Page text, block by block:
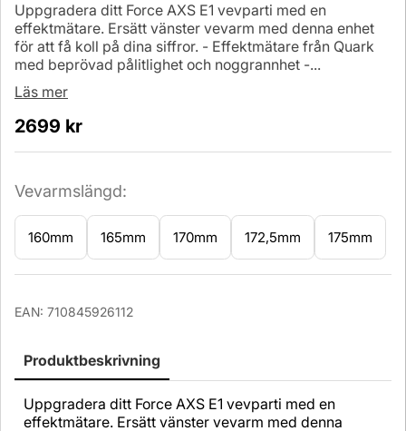
Uppgradera ditt Force AXS E1 vevparti med en
effektmätare. Ersätt vänster vevarm med denna enhet
för att få koll på dina siffror. - Effektmätare från Quark
med beprövad pålitlighet och noggrannhet -...
Läs mer
2699 kr
Vevarmslängd:
160mm 165mm 170mm 172,5mm 175mm
EAN: 710845926112
Produktbeskrivning
Uppgradera ditt Force AXS E1 vevparti med en
effektmätare. Ersätt vänster vevarm med denna